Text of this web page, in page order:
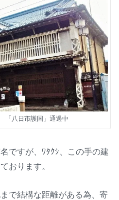
「八日市護国」通過中
ですが、ﾜﾀｸｼ、この手の建
おります。
で結構な距離がある為、寄